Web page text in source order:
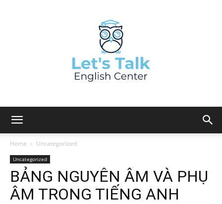
Home Uncategorized
Uncategorized
BẢNG NGUYÊN ÂM VÀ PHỤ
ÂM TRONG TIẾNG ANH